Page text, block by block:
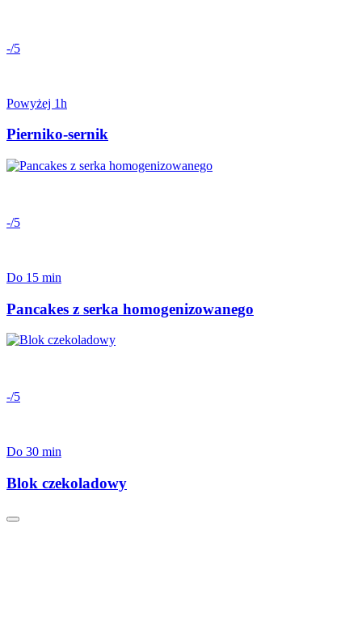
-/5
Powyżej 1h
Pierniko-sernik
-/5
Do 15 min
Pancakes z serka homogenizowanego
-/5
Do 30 min
Blok czekoladowy